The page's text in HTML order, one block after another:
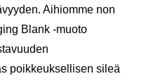
Aihiomme non
Blank -muoto
poikkeuksellisen sileä